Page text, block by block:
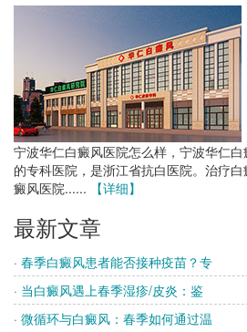
宁波华仁白癜风医院怎么样，宁波华仁
的专科医院，是浙江省抗白医院。治疗
癜风医院......
【详细】
最新文章
· 春季白癜风患者能否接种疫苗？专
· 当白癜风遇上春季湿疹/皮炎：鉴
· 微循环与白癜风：春季如何通过温